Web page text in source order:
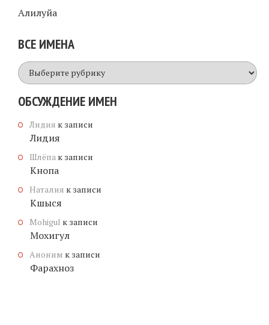
Алилуйа
ВСЕ ИМЕНА
Все
имена
ОБСУЖДЕНИЕ ИМЕН
Лидия к записи
Лидия
Шлёпа к записи
Кнопа
Наталия к записи
Кшыся
Mohigul к записи
Мохигул
Аноним к записи
Фарахноз